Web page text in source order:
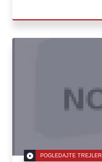
POGLEDAJTE TREJLER